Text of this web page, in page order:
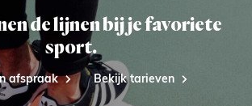
de lijnen bij je favoriete
sport.
afspraak Bekijk tarieven